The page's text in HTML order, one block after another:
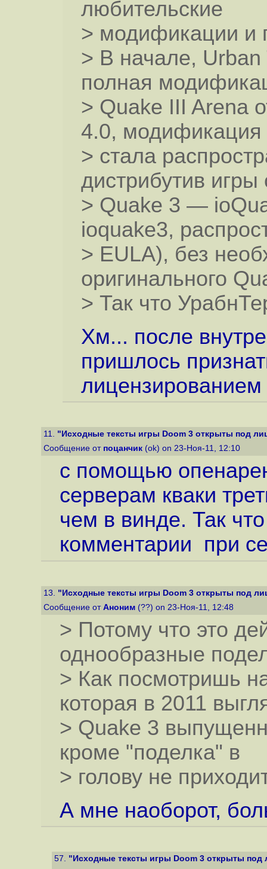
любительские
> модификации и
> В начале, Urban
полная
> Quake III Arena
4.0, модификация
> стала
дистрибутив
> Quake 3 —
ioquake3,
> EULA), без
оригинального
> Так что
Хм... после
пришлось
лицензированием
11. "Исходные тексты игры Doom 3 открыты под
Сообщение от поцанчик (ok) on 23-Ноя-11, 12:10
с помощью
серверам кваки
чем в винде. Так
комментарии при
13. "Исходные тексты игры Doom 3 открыты под
Сообщение от Аноним (??) on 23-Ноя-11, 12:48
> Потому что это
однообразные
> Как посмотришь
которая в 2011
> Quake 3
кроме "поделка" в
> голову не
А мне наоборот,
57. "Исходные тексты игры Doom 3 открыты под